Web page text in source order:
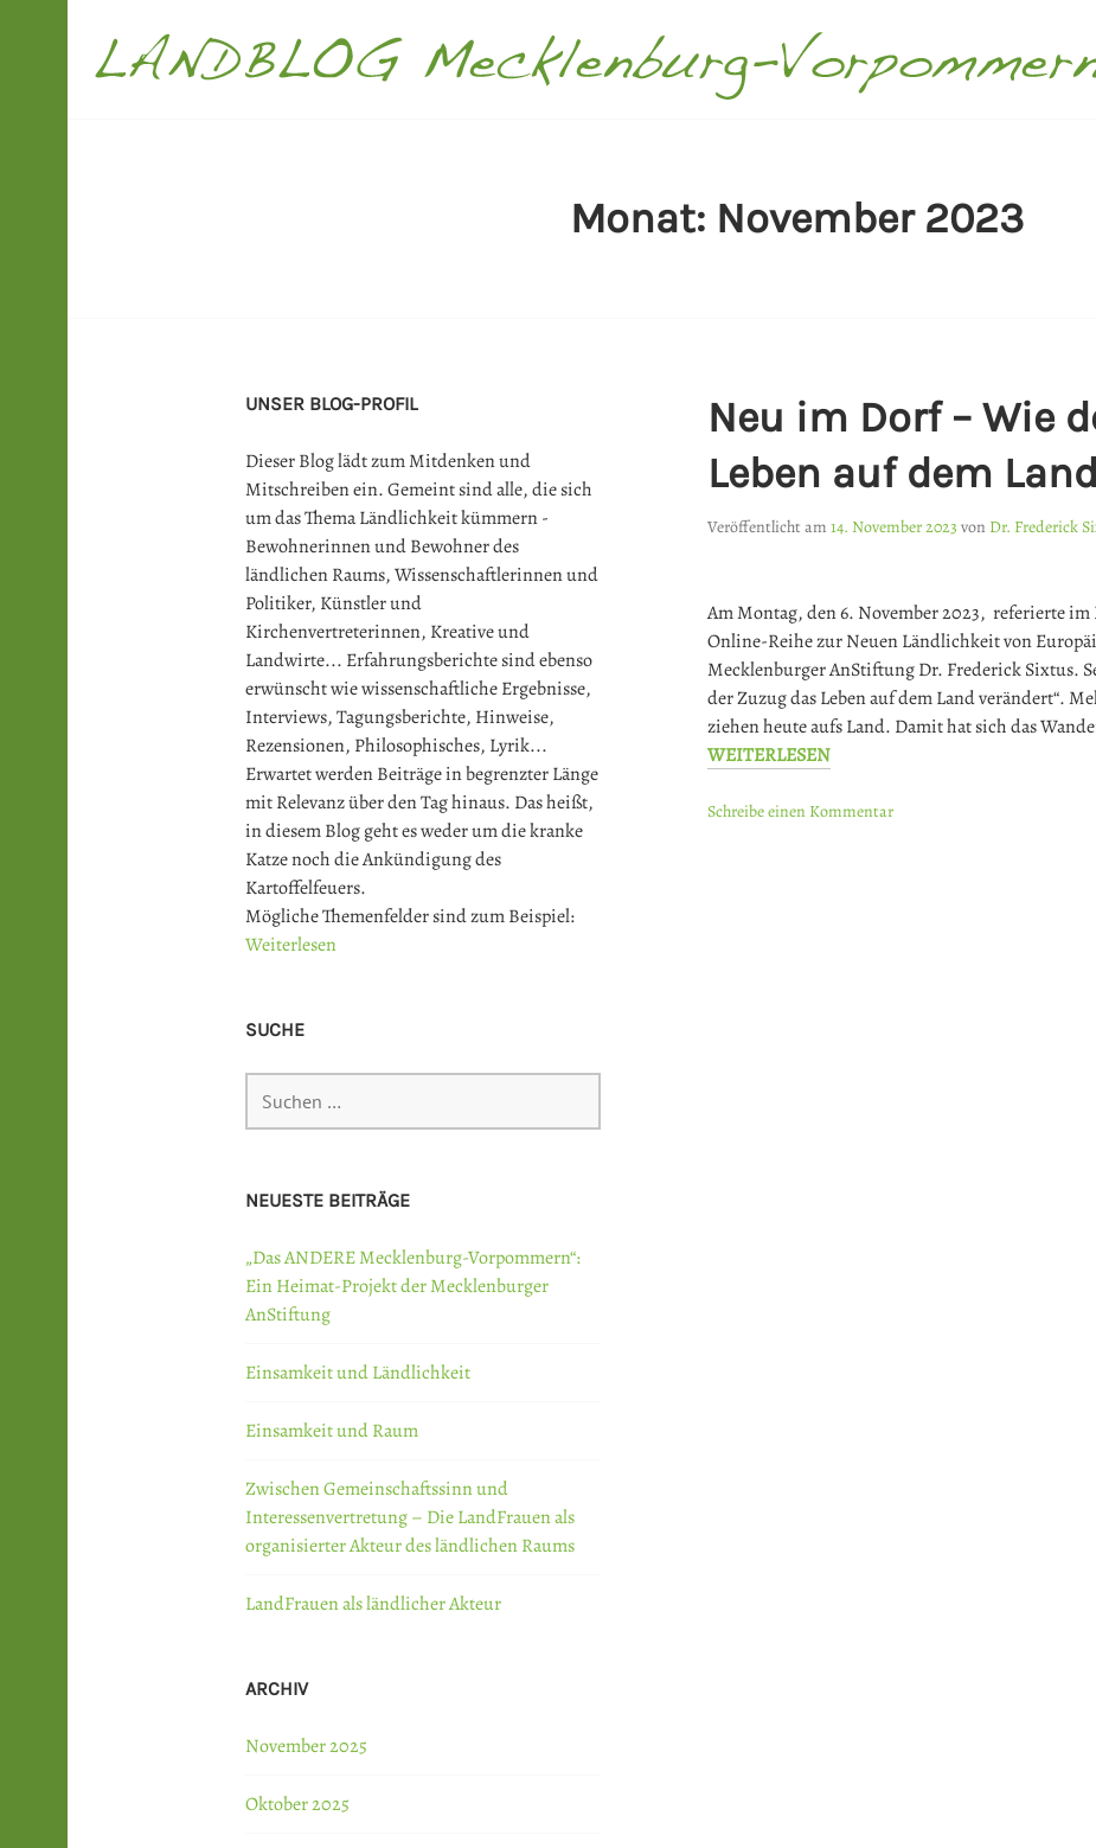
Inhalt
LANDBLOG MECKLENBURG-VORPOMMERN
Monat: November 2023
Neu im Dorf – Wie
Leben auf dem
Veröffentlicht am 14. November 2023 von Dr. Frederick
Am Montag, den 6. November 2023, referierte
Online-Reihe zur Neuen Ländlichkeit von
Mecklenburger AnStiftung Dr. Frederick Sixtus.
der Zuzug das Leben auf dem Land verändert“.
ziehen heute aufs Land. Damit hat sich das
WEITERLESEN
Schreibe einen Kommentar
UNSER BLOG-PROFIL
Dieser Blog lädt zum Mitdenken und
Mitschreiben ein. Gemeint sind alle, die sich
um das Thema Ländlichkeit kümmern -
Bewohnerinnen und Bewohner des
ländlichen Raums, Wissenschaftlerinnen und
Politiker, Künstler und
Kirchenvertreterinnen, Kreative und
Landwirte... Erfahrungsberichte sind ebenso
erwünscht wie wissenschaftliche Ergebnisse,
Interviews, Tagungsberichte, Hinweise,
Rezensionen, Philosophisches, Lyrik...
Erwartet werden Beiträge in begrenzter Länge
mit Relevanz über den Tag hinaus. Das heißt,
in diesem Blog geht es weder um die kranke
Katze noch die Ankündigung des
Kartoffelfeuers.
Mögliche Themenfelder sind zum Beispiel:
Weiterlesen
SUCHE
nach:
NEUESTE BEITRÄGE
„Das ANDERE Mecklenburg-Vorpommern“:
Ein Heimat-Projekt der Mecklenburger
AnStiftung
Einsamkeit und Ländlichkeit
Einsamkeit und Raum
Zwischen Gemeinschaftssinn und
Interessenvertretung – Die LandFrauen als
organisierter Akteur des ländlichen Raums
LandFrauen als ländlicher Akteur
ARCHIV
November 2025
Oktober 2025